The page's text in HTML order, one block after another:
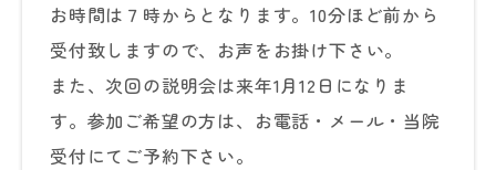
お時間は７時からとなります。10分ほど前から
受付致しますので、お声をお掛け下さい。
また、次回の説明会は来年1月12日になりま
す。参加ご希望の方は、お電話・メール・当院
受付にてご予約下さい。